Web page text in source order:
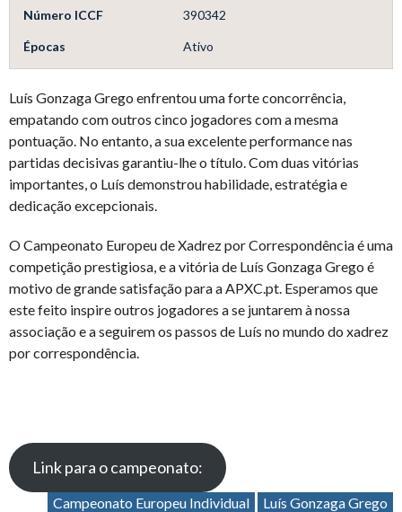
Número ICCF 390342
Épocas Ativo
Luís Gonzaga Grego enfrentou uma forte concorrência,
empatando com outros cinco jogadores com a mesma
pontuação. No entanto, a sua excelente performance nas
partidas decisivas garantiu-lhe o título. Com duas vitórias
importantes, o Luís demonstrou habilidade, estratégia e
dedicação excepcionais.
O Campeonato Europeu de Xadrez por Correspondência é uma
competição prestigiosa, e a vitória de Luís Gonzaga Grego é
motivo de grande satisfação para a APXC.pt. Esperamos que
este feito inspire outros jogadores a se juntarem à nossa
associação e a seguirem os passos de Luís no mundo do xadrez
por correspondência.
Link para o campeonato:
Campeonato Europeu Individual
Luís Gonzaga Grego